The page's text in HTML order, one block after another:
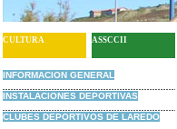
CULTURA ASSCCII
INFORMACION GENERAL
INSTALACIONES DEPORTIVAS
CLUBES DEPORTIVOS DE LAREDO
{ampliar}